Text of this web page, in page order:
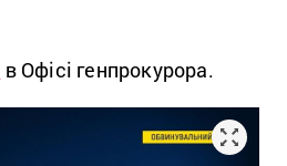
в Офісі генпрокурора.